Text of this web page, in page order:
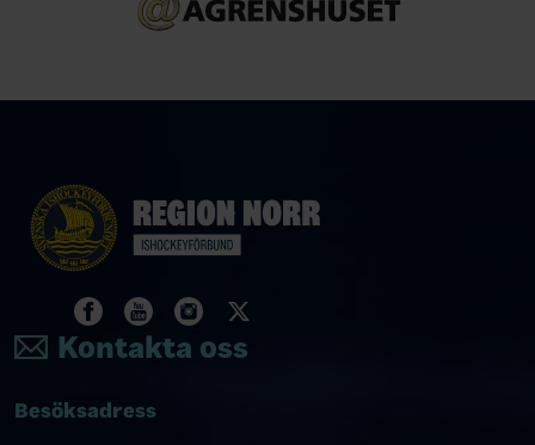
Kontakta oss
Besöksadress